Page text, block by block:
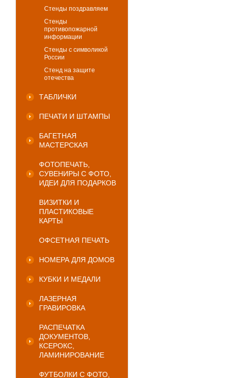
Стенды поздравляем
Стенды
противопожарной
информации
Стенды с символикой
России
Стенд на защите
отечества
ТАБЛИЧКИ
ПЕЧАТИ И ШТАМПЫ
БАГЕТНАЯ
МАСТЕРСКАЯ
ФОТОПЕЧАТЬ,
СУВЕНИРЫ С ФОТО,
ИДЕИ ДЛЯ ПОДАРКОВ
ВИЗИТКИ И
ПЛАСТИКОВЫЕ
КАРТЫ
ОФСЕТНАЯ ПЕЧАТЬ
НОМЕРА ДЛЯ ДОМОВ
КУБКИ И МЕДАЛИ
ЛАЗЕРНАЯ
ГРАВИРОВКА
РАСПЕЧАТКА
ДОКУМЕНТОВ,
КСЕРОКС,
ЛАМИНИРОВАНИЕ
ФУТБОЛКИ С ФОТО,